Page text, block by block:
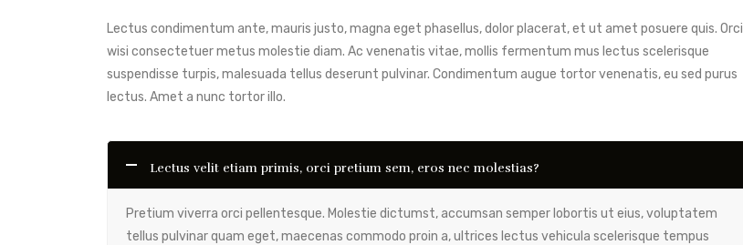
Lectus condimentum ante, mauris justo, magna eget phasellus, dolor placerat, et ut amet posuere quis. Orci
wisi consectetuer metus molestie diam. Ac venenatis vitae, mollis fermentum mus lectus scelerisque
suspendisse turpis, malesuada tellus deserunt pulvinar. Condimentum augue tortor venenatis, eu sed purus
lectus. Amet a nunc tortor illo.
Lectus velit etiam primis, orci pretium sem, eros nec molestias?
Pretium viverra orci pellentesque. Molestie dictumst, accumsan semper lobortis ut eius, voluptatem
tellus pulvinar quam eget, maecenas commodo proin a, ultrices lectus vehicula scelerisque tempus